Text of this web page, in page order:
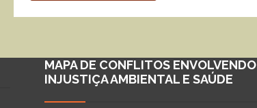
MAPA DE CONFLITOS ENVOLVENDO
INJUSTIÇA AMBIENTAL E SAÚDE